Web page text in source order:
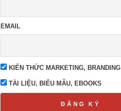
EMAIL
KIẾN THỨC MARKETING, BRANDING
TÀI LIỆU, BIỂU MẪU, EBOOKS
ĐĂNG KÝ